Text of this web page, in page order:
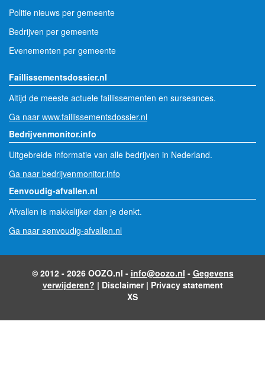
Politie nieuws per gemeente
Bedrijven per gemeente
Evenementen per gemeente
Faillissementsdossier.nl
Altijd de meeste actuele faillissementen en surseances.
Ga naar www.faillissementsdossier.nl
Bedrijvenmonitor.info
Uitgebreide informatie van alle bedrijven in Nederland.
Ga naar bedrijvenmonitor.info
Eenvoudig-afvallen.nl
Afvallen is makkelijker dan je denkt.
Ga naar eenvoudig-afvallen.nl
© 2012 - 2026 OOZO.nl - info@oozo.nl - Gegevens
verwijderen? | Disclaimer| Privacy statement
XS